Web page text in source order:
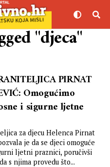
"djeca"
PIRNAT
Omogućimo
i sigurne ljetne
za djecu Helenca Pirnat
je da se djeci omoguće
ljetni praznici, poručivši
s njima provedu što...